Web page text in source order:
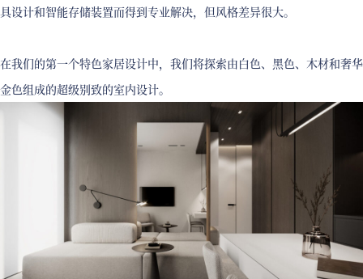
具设计和智能存储装置而得到专业解决，但风格差异很大。
在我们的第一个特色家居设计中，我们将探索由白色、黑色、木材和奢华
金色组成的超级别致的室内设计。